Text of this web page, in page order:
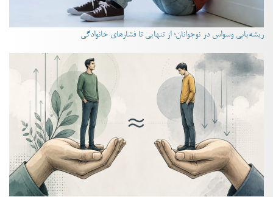
ریشه‌یابی وسواس در نوجوانان؛ از تنهایی تا فشارهای خانوادگی